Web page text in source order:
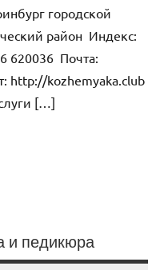
городской
район Индекс:
620036 Почта:
http://kozhemyaka.club
[…]
и педикюра